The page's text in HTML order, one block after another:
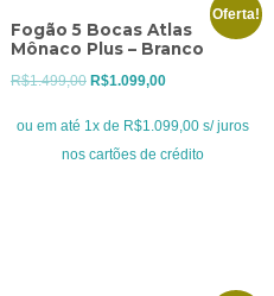
Oferta!
Fogão 5 Bocas Atlas
Mônaco Plus – Branco
R$1.499,00 O
original
era:
R$1.099,00O
atual
é:
ou em até 1x de R$1.099,00 s/ juros
nos cartões de crédito